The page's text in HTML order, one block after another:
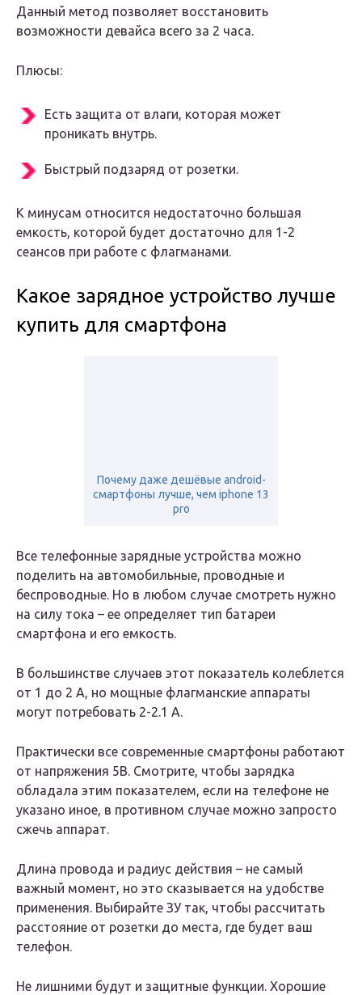
Данный метод позволяет восстановить
возможности девайса всего за 2 часа.
Плюсы:
Есть защита от влаги, которая может
проникать внутрь.
Быстрый подзаряд от розетки.
К минусам относится недостаточно большая
емкость, которой будет достаточно для 1-2
сеансов при работе с флагманами.
Какое зарядное устройство лучше
купить для смартфона
Почему даже дешёвые android-
смартфоны лучше, чем iphone 13
pro
Все телефонные зарядные устройства можно
поделить на автомобильные, проводные и
беспроводные. Но в любом случае смотреть нужно
на силу тока – ее определяет тип батареи
смартфона и его емкость.
В большинстве случаев этот показатель колеблется
от 1 до 2 А, но мощные флагманские аппараты
могут потребовать 2-2.1 А.
Практически все современные смартфоны работают
от напряжения 5В. Смотрите, чтобы зарядка
обладала этим показателем, если на телефоне не
указано иное, в противном случае можно запросто
сжечь аппарат.
Длина провода и радиус действия – не самый
важный момент, но это сказывается на удобстве
применения. Выбирайте ЗУ так, чтобы рассчитать
расстояние от розетки до места, где будет ваш
телефон.
Не лишними будут и защитные функции. Хорошие